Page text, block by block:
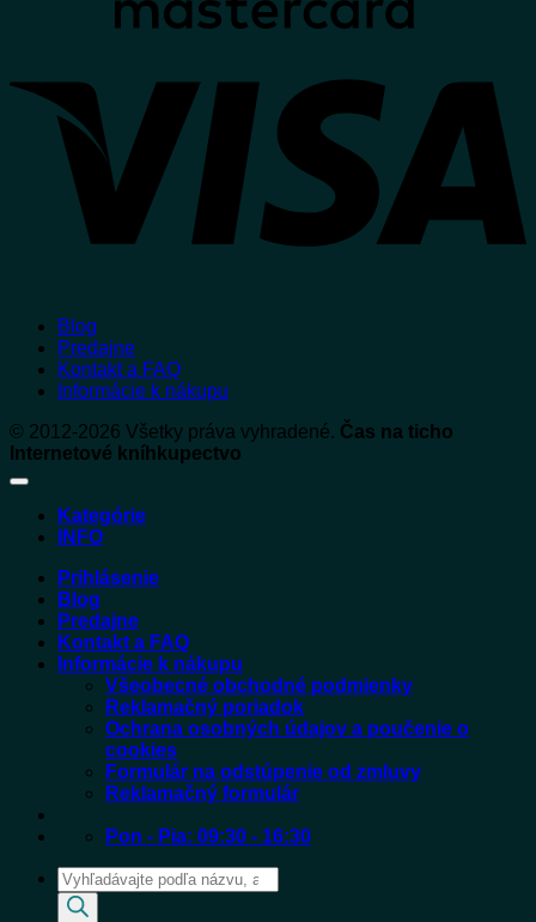
Blog
Predajne
Kontakt a FAQ
Informácie k nákupu
© 2012-2026 Všetky práva vyhradené. Čas na ticho
Internetové kníhkupectvo
Kategórie
INFO
Prihlásenie
Blog
Predajne
Kontakt a FAQ
Informácie k nákupu
Všeobecné obchodné podmienky
Reklamačný poriadok
Ochrana osobných údajov a poučenie o
cookies
Formulár na odstúpenie od zmluvy
Reklamačný formulár
Pon - Pia: 09:30 - 16:30
Products
search